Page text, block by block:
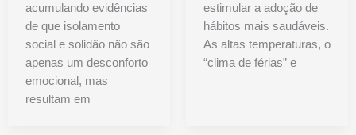
acumulando evidências
de que isolamento
social e solidão não são
apenas um desconforto
emocional, mas
resultam em
estimular a adoção de
hábitos mais saudáveis.
As altas temperaturas, o
“clima de férias” e